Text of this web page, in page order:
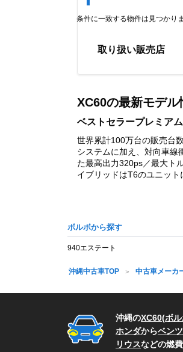
条件に一致する物件は見つかり
取り扱い販売店
0
XC60の最新モデル
ベストセラープレミア
世界累計100万台の販売台
システムに加え、対向車線
た最高出力320ps／最大ト
イブリッドはT6のユニッ
ボルボから探す
940エステート
沖縄中古車TOP 中古車メーカ
沖縄のXC60(ボ
ホンダからベンツ
リウスなどの燃